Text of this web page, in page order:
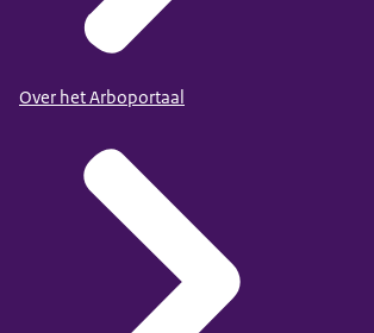
Over het Arboportaal